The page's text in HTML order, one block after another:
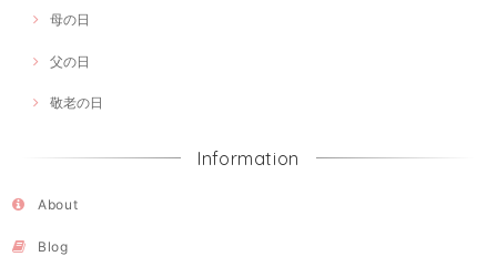
母の日
父の日
敬老の日
Information
About
Blog